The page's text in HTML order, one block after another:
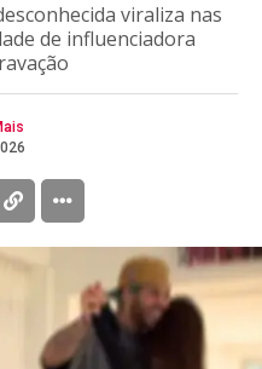
viraliza nas
de influenciadora